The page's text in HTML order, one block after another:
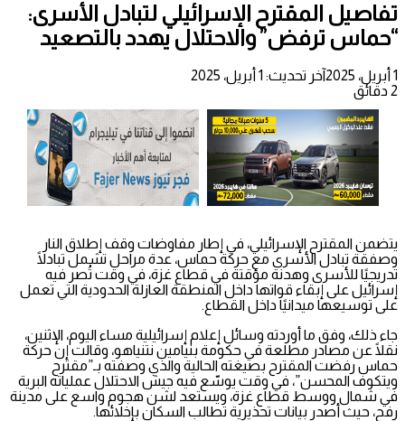
تفاصيل المقترح الإسرائيلي لتبادل الأسرى:
“حماس ترفض” والاحتلال يهدد بالتصعيد
1 أبريل، 2025
آخر تحديث: 1 أبريل، 2025
2 دقائق
يتضمن المقترح الإسرائيلي، في إطار مفاوضات وقف إطلاق النار
وصفقة تبادل الأسرى مع حركة حماس، عدة مراحل تشمل تبادلًا
تدريجيًا للأسرى وهدنة مؤقتة في قطاع غزة، في وقت تُصر فيه
إسرائيل على إبقاء قواتها داخل المنطقة العازلة الحدودية التي تعمل
على توسيعها ميدانيًا داخل القطاع.
جاء ذلك، وفق ما أوردته وسائل إعلام إسرائيلية مساء اليوم، الإثنين،
نقلًا عن مصادر مطلعة في حكومة بنيامين نتنياهو، وقالت إن حركة
حماس رفضت المقترح بصيغته الحالية والذي وصفته بـ”مقترح
ويتكوف المحسن”، في وقت يوسّع فيه جيش الاحتلال عملياته البرية
في شمال ووسط قطاع غزة، ويستعد لشن هجوم واسع على مدينة
رفح، حيث أصدر بيانات تحذيرية تطالب السكان بإخلائها.